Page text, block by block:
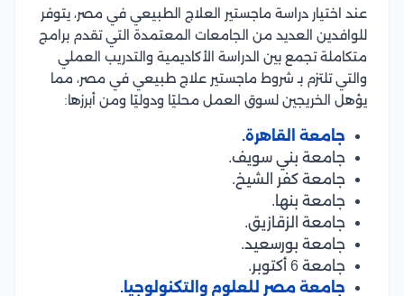
عند اختيار دراسة ماجستير العلاج الطبيعي في مصر، يتوفر
للوافدين العديد من الجامعات المعتمدة التي تقدم برامج
متكاملة تجمع بين الدراسة الأكاديمية والتدريب العملي
والتي تلتزم بـ شروط ماجستير علاج طبيعي في مصر، مما
يؤهل الخريجين لسوق العمل محليًا ودوليًا ومن أبرزها:
جامعة القاهرة.
جامعة بني سويف.
جامعة كفر الشيخ.
جامعة بنها.
جامعة الزقازيق.
جامعة بورسعيد.
جامعة 6 أكتوبر.
جامعة مصر للعلوم والتكنولوجيا.